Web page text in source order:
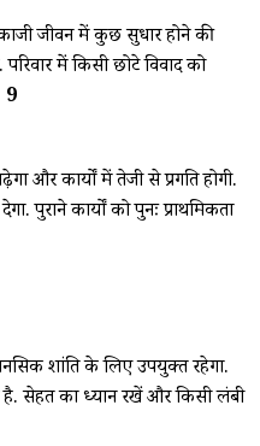
जीवन में कुछ सुधार होने की
में किसी छोटे विवाद को
9
और कार्यों में तेजी से प्रगति होगी.
पुराने कार्यों को पुनः प्राथमिकता
शांति के लिए उपयुक्त रहेगा.
है. सेहत का ध्यान रखें और किसी लंबी